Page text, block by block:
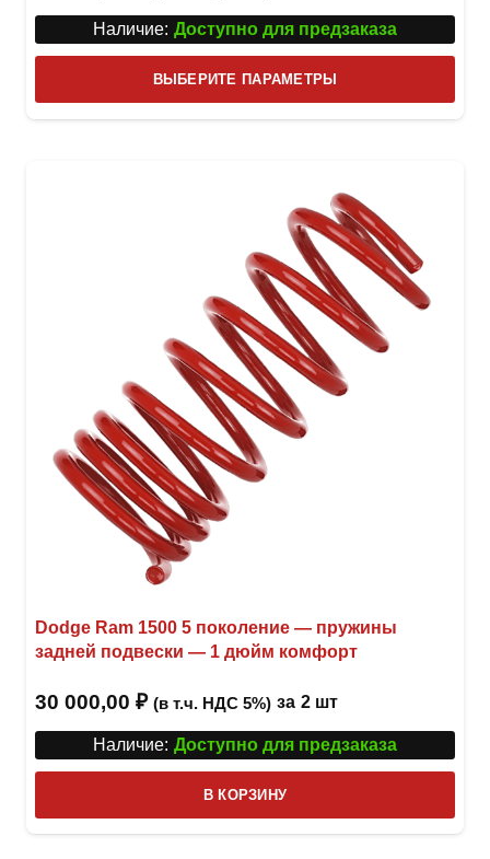
Наличие: Доступно для предзаказа
ВЫБЕРИТЕ ПАРАМЕТРЫ
товар
Dodge Ram 1500 5 поколение — пружины
задней подвески — 1 дюйм комфорт
30 000,00 ₽ (в т.ч. НДС 5%) за 2 шт
Наличие: Доступно для предзаказа
В КОРЗИНУ